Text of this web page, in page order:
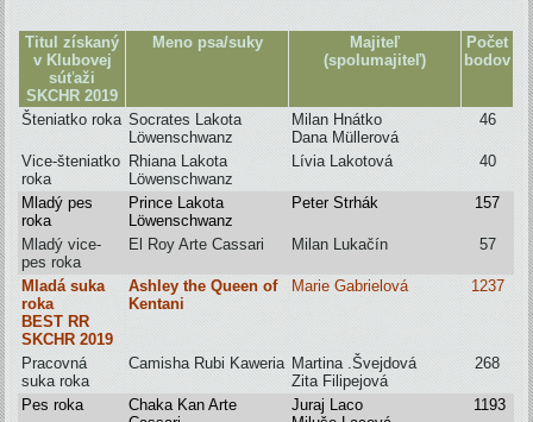
Titul získaný
v Klubovej
súťaži
SKCHR 2019
Meno psa/suky
Majiteľ
(spolumajiteľ)
Počet
bodov
Šteniatko roka Socrates Lakota
Löwenschwanz
Milan Hnátko
Dana Müllerová
46
Vice-šteniatko
roka
Rhiana Lakota
Löwenschwanz
Lívia Lakotová 40
Mladý pes
roka
Prince Lakota
Löwenschwanz
Peter Strhák 157
Mladý vice-
pes roka
El Roy Arte Cassari Milan Lukačín 57
Mladá suka
roka
BEST RR
SKCHR 2019
Ashley the Queen of
Kentani
Marie Gabrielová 1237
Pracovná
suka roka
Camisha Rubi Kaweria Martina .Švejdová
Zita Filipejová
268
Pes roka
Chaka Kan Arte
Juraj Laco
1193